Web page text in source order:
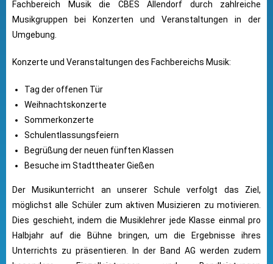
Fachbereich Musik die CBES Allendorf durch zahlreiche
Musikgruppen bei Konzerten und Veranstaltungen in der
Umgebung.
Konzerte und Veranstaltungen des Fachbereichs Musik:
Tag der offenen Tür
Weihnachtskonzerte
Sommerkonzerte
Schulentlassungsfeiern
Begrüßung der neuen fünften Klassen
Besuche im Stadttheater Gießen
Der Musikunterricht an unserer Schule verfolgt das Ziel,
möglichst alle Schüler zum aktiven Musizieren zu motivieren.
Dies geschieht, indem die Musiklehrer jede Klasse einmal pro
Halbjahr auf die Bühne bringen, um die Ergebnisse ihres
Unterrichts zu präsentieren. In der Band AG werden zudem